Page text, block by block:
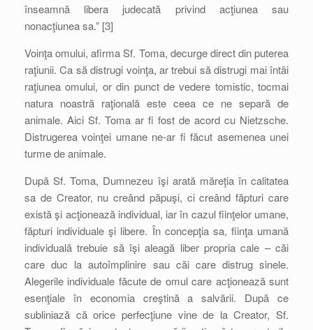
înseamnă libera judecată privind acţiunea sau
nonacţiunea sa.” [3]
Voinţa omului, afirma Sf. Toma, decurge direct din puterea
raţiunii. Ca să distrugi voinţa, ar trebui să distrugi mai întâi
raţiunea omului, or din punct de vedere tomistic, tocmai
natura noastră raţională este ceea ce ne separă de
animale. Aici Sf. Toma ar fi fost de acord cu Nietzsche.
Distrugerea voinţei umane ne-ar fi făcut asemenea unei
turme de animale.
După Sf. Toma, Dumnezeu îşi arată măreţia în calitatea
sa de Creator, nu creând păpuşi, ci creând făpturi care
există şi acţionează individual, iar în cazul fiinţelor umane,
făpturi individuale şi libere. În concepţia sa, fiinţa umană
individuală trebuie să îşi aleagă liber propria cale – căi
care duc la autoîmplinire sau căi care distrug sinele.
Alegerile individuale făcute de omul care acţionează sunt
esenţiale în economia creştină a salvării. După ce
subliniază că orice perfecţiune vine de la Creator, Sf.